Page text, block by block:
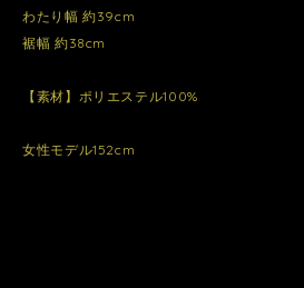
わたり幅 約39cm
裾幅 約38cm
【素材】ポリエステル100%
女性モデル152cm